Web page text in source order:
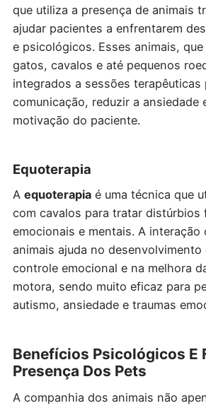
que utiliza a presença de animais
ajudar pacientes a enfrentarem
e psicológicos. Esses animais,
gatos, cavalos e até pequenos
integrados a sessões terapêuticas
comunicação, reduzir a ansiedade
motivação do paciente.
Equoterapia
A equoterapiaé uma técnica que
com cavalos para tratar distúrbios
emocionais e mentais. A interação
animais ajuda no
controle emocional e na melhora
motora, sendo muito eficaz para
autismo, ansiedade e traumas
Benefícios Psicológicos E
Presença Dos Pets
A companhia dos animais não